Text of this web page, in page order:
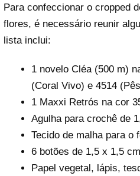
Para confeccionar o cropped
flores, é necessário reunir
lista inclui:
1 novelo Cléa (500 m)
(Coral Vivo) e 4514
1 Maxxi Retrós na cor
Agulha para crochê de
Tecido de malha para o
6 botões de 1,5 x 1,5
Papel vegetal, lápis,